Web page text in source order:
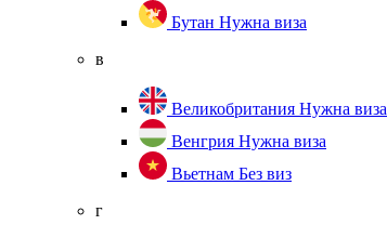
Бутан Нужна виза
в
Великобритания Нужна виза
Венгрия Нужна виза
Вьетнам Без виз
г